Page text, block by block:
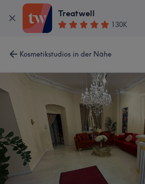
Treatwell
130K
Kosmetikstudios in der Nähe